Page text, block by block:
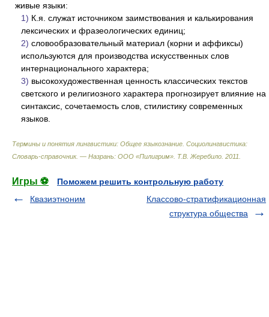
живые языки:
1) К.я. служат источником заимствования и калькирования
лексических и фразеологических единиц;
2) словообразовательный материал (корни и аффиксы)
используются для производства искусственных слов
интернационального характера;
3) высокохудожественная ценность классических текстов
светского и религиозного характера прогнозирует влияние на
синтаксис, сочетаемость слов, стилистику современных
языков.
Термины и понятия лингвистики: Общее языкознание. Социолингвистика:
Словарь-справочник. — Назрань: ООО «Пилигрим» Т.В. Жеребило 2011
Игры ⚽
Поможем решить контрольную работу
Квазиэтноним
Классово-стратификационная
структура общества